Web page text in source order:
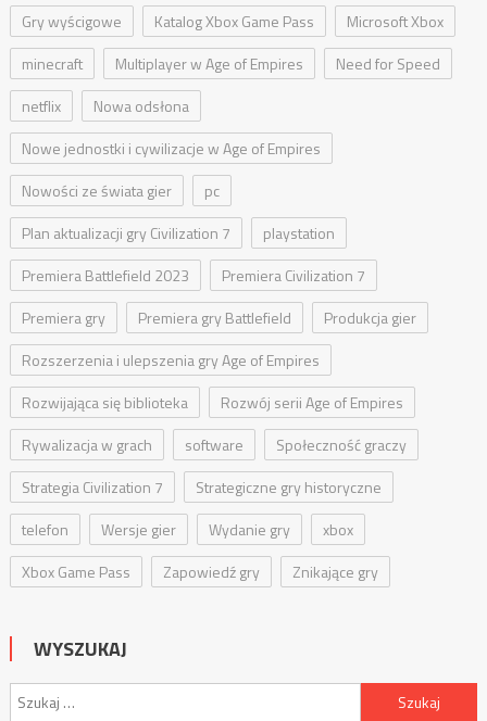
Gry wyścigowe
Katalog Xbox Game Pass
Microsoft Xbox
minecraft
Multiplayer w Age of Empires
Need for Speed
netflix
Nowa odsłona
Nowe jednostki i cywilizacje w Age of Empires
Nowości ze świata gier
pc
Plan aktualizacji gry Civilization 7
playstation
Premiera Battlefield 2023
Premiera Civilization 7
Premiera gry
Premiera gry Battlefield
Produkcja gier
Rozszerzenia i ulepszenia gry Age of Empires
Rozwijająca się biblioteka
Rozwój serii Age of Empires
Rywalizacja w grach
software
Społeczność graczy
Strategia Civilization 7
Strategiczne gry historyczne
telefon
Wersje gier Wydanie gry
xbox
Xbox Game Pass
Zapowiedź gry Znikające gry
WYSZUKAJ
Szukaj: